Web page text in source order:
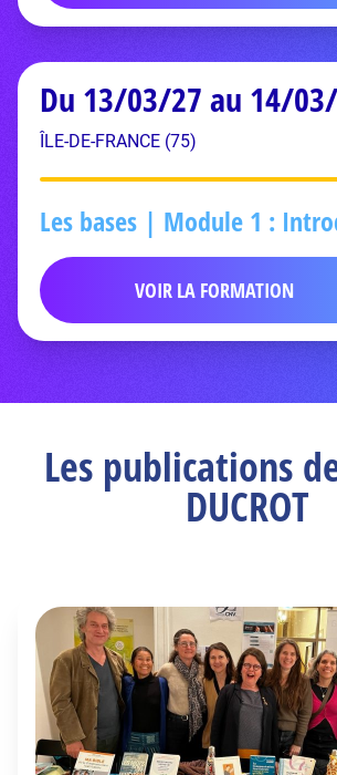
Du 13/03/27 au 14/
ÎLE-DE-FRANCE (75)
Les bases | Module 1 :
VOIR LA FORMATION
Les publications
DUCROT